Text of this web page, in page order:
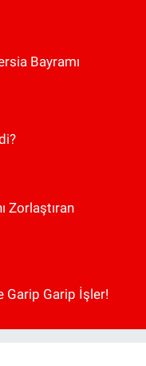
Bayramı
Zorlaştıran
Garip Garip İşler!